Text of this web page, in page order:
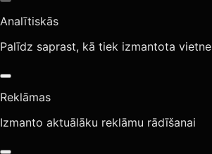
Analītiskās
Palīdz saprast, kā tiek izmantota vietne
Reklāmas
Izmanto aktuālāku reklāmu rādīšanai